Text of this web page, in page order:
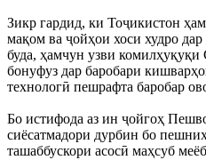
Зикр гардид, ки Тоҷикистон
мақом ва ҷойҳои хоси худро
буда, ҳамчун узви
бонуфуз дар баробари
технологӣ пешрафта баробар
Бо истифода аз ин ҷойгоҳ
сиёсатмадори дурбин бо
ташаббускори асосӣ маҳсуб